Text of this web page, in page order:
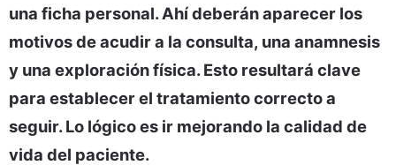
una ficha personal. Ahí deberán aparecer los
motivos de acudir a la consulta, una anamnesis
y una exploración física. Esto resultará clave
para establecer el tratamiento correcto a
seguir. Lo lógico es ir mejorando la calidad de
vida del paciente.